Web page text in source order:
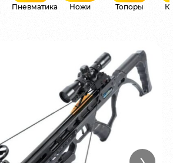
Пневматика Ножи Топоры